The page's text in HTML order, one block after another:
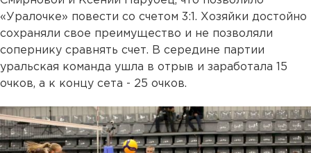
«Уралочке» повести со счетом 3:1. Хозяйки достойно
сохраняли свое преимущество и не позволяли
сопернику сравнять счет. В середине партии
уральская команда ушла в отрыв и заработала 15
очков, а к концу сета - 25 очков.